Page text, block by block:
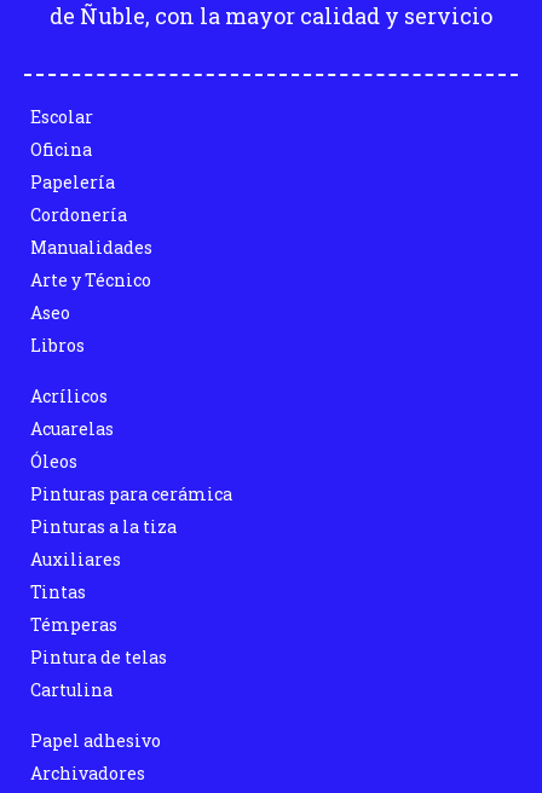
de Ñuble, con la mayor calidad y servicio
Escolar
Oficina
Papelería
Cordonería
Manualidades
Arte y Técnico
Aseo
Libros
Acrílicos
Acuarelas
Óleos
Pinturas para cerámica
Pinturas a la tiza
Auxiliares
Tintas
Témperas
Pintura de telas
Cartulina
Papel adhesivo
Archivadores